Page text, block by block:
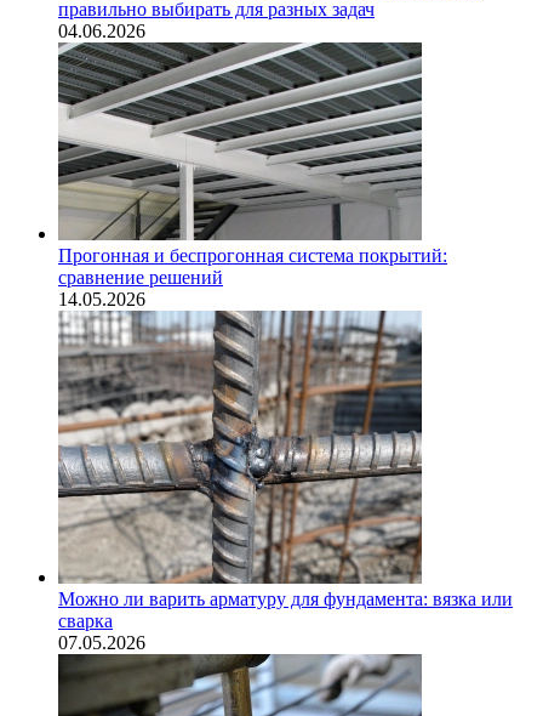
правильно выбирать для разных задач
04.06.2026
Прогонная и беспрогонная система покрытий:
сравнение решений
14.05.2026
Можно ли варить арматуру для фундамента: вязка или
сварка
07.05.2026